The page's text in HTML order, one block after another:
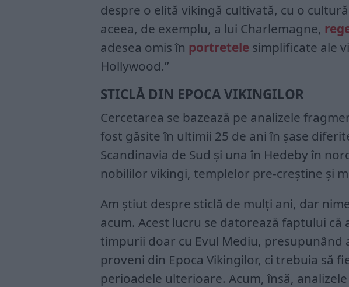
despre o elită vikingă cultivată, cu o
aceea, de exemplu, a lui Charlemagne,
adesea omis în portretele simplificate ale
Hollywood.”
STICLĂ DIN EPOCA VIKINGILOR
Cercetarea se bazează pe analizele
fost găsite în ultimii 25 de ani în șase
Scandinavia de Sud și una în Hedeby în
nobililor vikingi, templelor pre-creștine și
Am știut despre sticlă de mulți ani, dar
acum. Acest lucru se datorează faptului că
timpurii doar cu Evul Mediu, presupunând
proveni din Epoca Vikingilor, ci trebuia să
perioadele ulterioare. Acum, însă,